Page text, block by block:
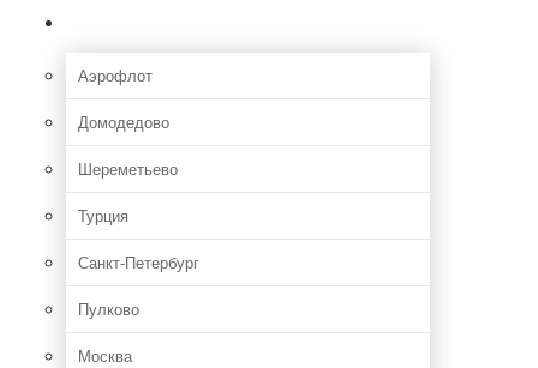
Аэрофлот
Домодедово
Шереметьево
Турция
Санкт-Петербург
Пулково
Москва